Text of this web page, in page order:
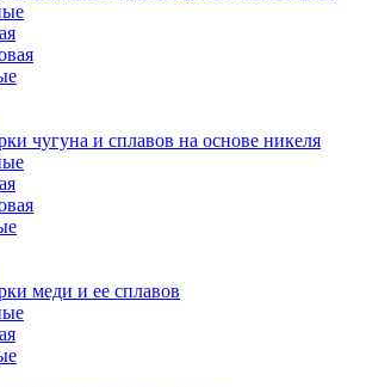
чугуна и сплавов на основе никеля
меди и ее сплавов